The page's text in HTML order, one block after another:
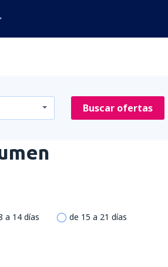
Buscar ofertas
a 14 días de 15 a 21 días